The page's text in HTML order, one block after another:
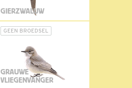
GIERZWALUW
GEEN BROEDSEL
GRAUWE
VLIEGENVANGER